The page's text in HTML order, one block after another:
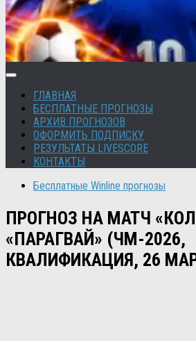
ГЛАВНАЯ
БЕСПЛАТНЫЕ ПРОГНОЗЫ
АРХИВ ПРОГНОЗОВ
ОФОРМИТЬ ПОДПИСКУ
РЕЗУЛЬТАТЫ LIVESCORE
КОНТАКТЫ
Бесплатные Winline прогнозы
ПРОГНОЗ НА МАТЧ
«ПАРАГВАЙ» (ЧМ-2026,
КВАЛИФИКАЦИЯ, 26